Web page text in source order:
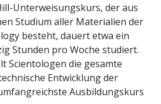
Unterweisungskurs, der aus
Studium aller Materialien der
besteht, dauert etwa ein
Stunden pro Woche studiert.
Scientologen die gesamte
Entwicklung der
Ausbildungskurs